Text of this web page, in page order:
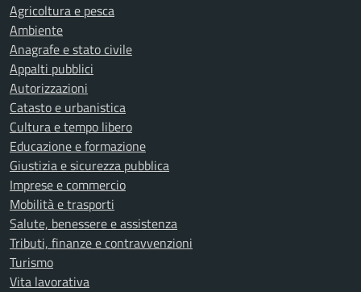
Agricoltura e pesca
Ambiente
Anagrafe e stato civile
Appalti pubblici
Autorizzazioni
Catasto e urbanistica
Cultura e tempo libero
Educazione e formazione
Giustizia e sicurezza pubblica
Imprese e commercio
Mobilità e trasporti
Salute, benessere e assistenza
Tributi, finanze e contravvenzioni
Turismo
Vita lavorativa